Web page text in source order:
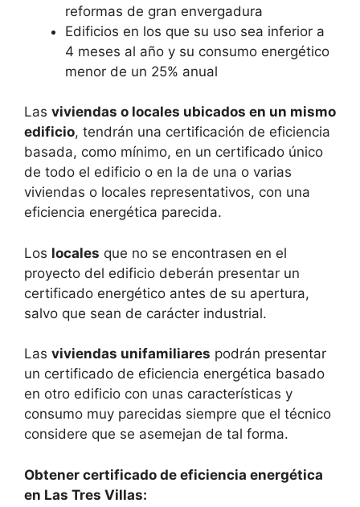
reformas de gran envergadura
Edificios en los que su uso sea inferior a
4 meses al año y su consumo energético
menor de un 25% anual
Las viviendas o locales ubicados en un mismo
edificio, tendrán una certificación de eficiencia
basada, como mínimo, en un certificado único
de todo el edificio o en la de una o varias
viviendas o locales representativos, con una
eficiencia energética parecida.
Los locales que no se encontrasen en el
proyecto del edificio deberán presentar un
certificado energético antes de su apertura,
salvo que sean de carácter industrial.
Las viviendas unifamiliares podrán presentar
un certificado de eficiencia energética basado
en otro edificio con unas características y
consumo muy parecidas siempre que el técnico
considere que se asemejan de tal forma.
Obtener certificado de eficiencia energética
en Las Tres Villas: